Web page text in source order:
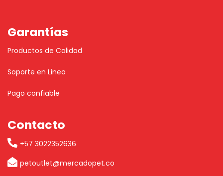
Garantías
Productos de Calidad
Soporte en Linea
Pago confiable
Contacto
+57 3022352636
petoutlet@mercadopet.co